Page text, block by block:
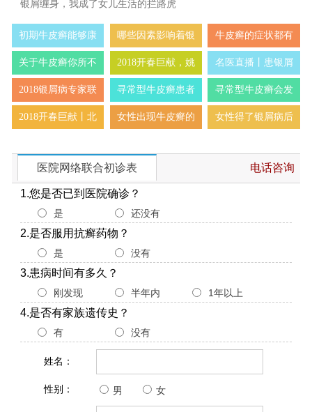
银屑缠身，我成了女儿生活的拦路虎
初期牛皮癣能够康 哪些因素影响着银 牛皮癣的症状都有
关于牛皮癣你所不 2018开春巨献，姚 名医直播丨患银屑
2018银屑病专家联 寻常型牛皮癣患者 寻常型牛皮癣会发
2018开春巨献丨北 女性出现牛皮癣的 女性得了银屑病后
医院网络联合初诊表 电话咨询
1.您是否已到医院确诊？
是 还没有
2.是否服用抗癣药物？
是 没有
3.患病时间有多久？
刚发现 半年内 1年以上
4.是否有家族遗传史？
有 没有
姓名：
性别： 男 女